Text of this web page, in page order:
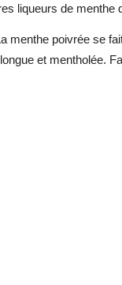
liqueurs de menthe
menthe poivrée se
et mentholée.